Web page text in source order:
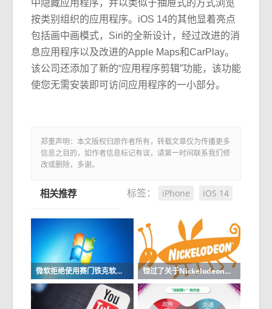
中隐藏应用程序，并以类似于抽屉式的方式浏览
按类别组织的应用程序。iOS 14的其他显着亮点
包括画中画模式，Siri的全新设计，经过改进的消
息应用程序以及改进的Apple Maps和CarPlay。
该公司还添加了新的“应用程序剪辑”功能，该功能
使您无需安装即可访问应用程序的一小部分。
郑重声明：本文版权归原作者所有，转载文章仅为传播更多
信息之目的，如作者信息标记有误，请第一时间联系我们修
改或删除，多谢。
标签： iPhone iOS 14
相关推荐
微软拒绝使用赛门铁克软件的机器进行更新 错过了关于Nickelodeon的电影那么所有旧角色都将与原声音演员一起回归